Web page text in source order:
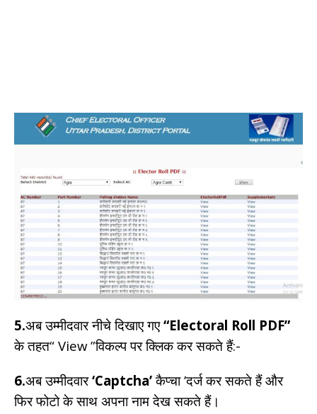
5.अब उम्मीदवार नीचे दिखाए गए“Electoral Roll PDF”
के तहत“ View ”विकल्प पर क्लिक कर सकते हैं:-
6.अब उम्मीदवार‘Captcha’कैप्चा ’दर्ज कर सकते हैं और
फिर फोटो के साथ अपना नाम देख सकते हैं।